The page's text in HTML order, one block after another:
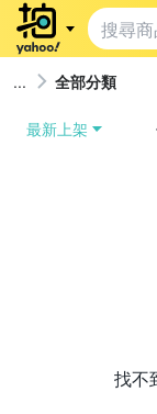
全部分類
最新上架
找不